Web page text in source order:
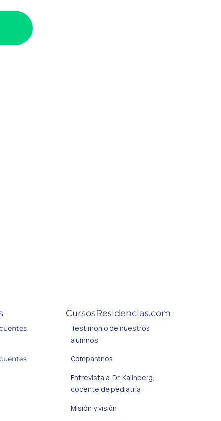
CursosResidencias.com
Testimonio de nuestros
alumnos
Comparanos
Entrevista al Dr. Kalinberg,
docente de pediatría
Misión y visión